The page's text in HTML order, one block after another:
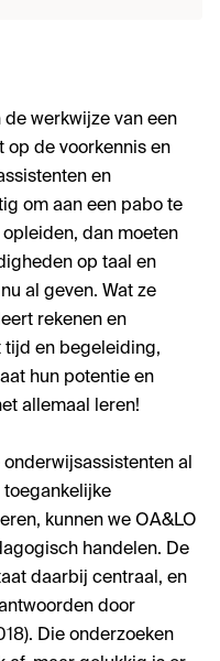
werkwijze van een
op de voorkennis en
en
om aan een pabo te
dan moeten
op taal en
al geven. Wat ze
rekenen en
tijd en begeleiding,
hun potentie en
allemaal leren!
al
toegankelijke
kunnen we OA&LO
handelen. De
daarbij centraal, en
door
Die onderzoeken